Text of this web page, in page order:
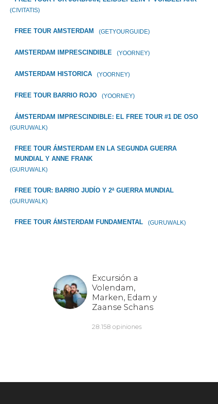
(CIVITATIS)
FREE TOUR AMSTERDAM (GETYOURGUIDE)
AMSTERDAM IMPRESCINDIBLE (YOORNEY)
AMSTERDAM HISTORICA (YOORNEY)
FREE TOUR BARRIO ROJO (YOORNEY)
ÁMSTERDAM IMPRESCINDIBLE: EL FREE TOUR #1 DE OSO
(GURUWALK)
FREE TOUR ÁMSTERDAM EN LA SEGUNDA GUERRA
MUNDIAL Y ANNE FRANK
(GURUWALK)
FREE TOUR: BARRIO JUDÍO Y 2ª GUERRA MUNDIAL
(GURUWALK)
FREE TOUR ÁMSTERDAM FUNDAMENTAL (GURUWALK)